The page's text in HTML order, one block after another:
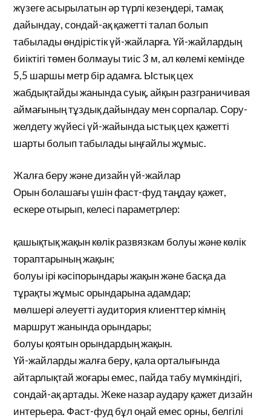
жүзеге асырылатын әр түрлі кезеңдері, тамақ
дайындау, сондай-ақ қажетті талап болып
табылады өндірістік үй-жайларға. Үй-жайлардың
биіктігі төмен болмауы тиіс 3 м, ал көлемі кемінде
5,5 шаршы метр бір адамға. Ыстық цех
жабдықтайды жанында суық, айқын разграничивая
аймағының тұздық дайындау мен сорпалар. Сору-
желдету жүйесі үй-жайында ыстық цех қажетті
шарты болып табылады ыңғайлы жұмыс.
Жалға беру және дизайн үй-жайлар
Орын болашағы үшін фаст-фуд таңдау қажет,
ескере отырып, келесі параметрлер:
қашықтық жақын көлік развязкам болуы және көлік
тораптарының жақын;
болуы ірі кәсіпорындары жақын және басқа да
тұрақты жұмыс орындарына адамдар;
мөлшері әлеуетті аудитория клиенттер кімнің
маршрут жанында орындары;
болуы қоятын орындардың жақын.
Үй-жайларды жалға беру, қала орталығында
айтарлықтай жоғары емес, пайда табу мүмкіндігі,
сондай-ақ артады. Жеке назар аудару қажет дизайн
интерьера. Фаст-фуд бұл оңай емес орны, белгілі